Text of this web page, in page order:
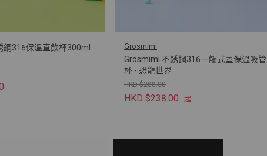
鋼316保溫直飲杯300ml
Grosmimi
Grosmimi 不銹鋼316一觸式蓋保溫吸管
杯 - 恐龍世界
HKD $288.00
HKD $238.00 起